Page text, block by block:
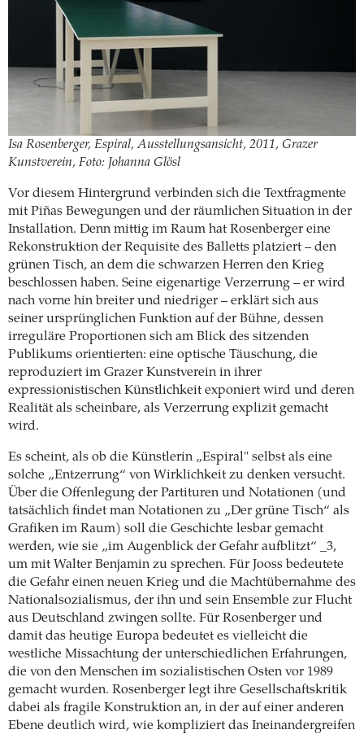
Isa Rosenberger, Espiral, Ausstellungsansicht, 2011, Grazer
Kunstverein, Foto: Johanna Glösl
Vor diesem Hintergrund verbinden sich die Textfragmente
mit Piñas Bewegungen und der räumlichen Situation in der
Installation. Denn mittig im Raum hat Rosenberger eine
Rekonstruktion der Requisite des Balletts platziert – den
grünen Tisch, an dem die schwarzen Herren den Krieg
beschlossen haben. Seine eigenartige Verzerrung – er wird
nach vorne hin breiter und niedriger – erklärt sich aus
seiner ursprünglichen Funktion auf der Bühne, dessen
irreguläre Proportionen sich am Blick des sitzenden
Publikums orientierten: eine optische Täuschung, die
reproduziert im Grazer Kunstverein in ihrer
expressionistischen Künstlichkeit exponiert wird und deren
Realität als scheinbare, als Verzerrung explizit gemacht
wird.
Es scheint, als ob die Künstlerin „Espiral" selbst als eine
solche „Entzerrung“ von Wirklichkeit zu denken versucht.
Über die Offenlegung der Partituren und Notationen (und
tatsächlich findet man Notationen zu „Der grüne Tisch“ als
Grafiken im Raum) soll die Geschichte lesbar gemacht
werden, wie sie „im Augenblick der Gefahr aufblitzt“ _3,
um mit Walter Benjamin zu sprechen. Für Jooss bedeutete
die Gefahr einen neuen Krieg und die Machtübernahme des
Nationalsozialismus, der ihn und sein Ensemble zur Flucht
aus Deutschland zwingen sollte. Für Rosenberger und
damit das heutige Europa bedeutet es vielleicht die
westliche Missachtung der unterschiedlichen Erfahrungen,
die von den Menschen im sozialistischen Osten vor 1989
gemacht wurden. Rosenberger legt ihre Gesellschaftskritik
dabei als fragile Konstruktion an, in der auf einer anderen
Ebene deutlich wird, wie kompliziert das Ineinandergreifen